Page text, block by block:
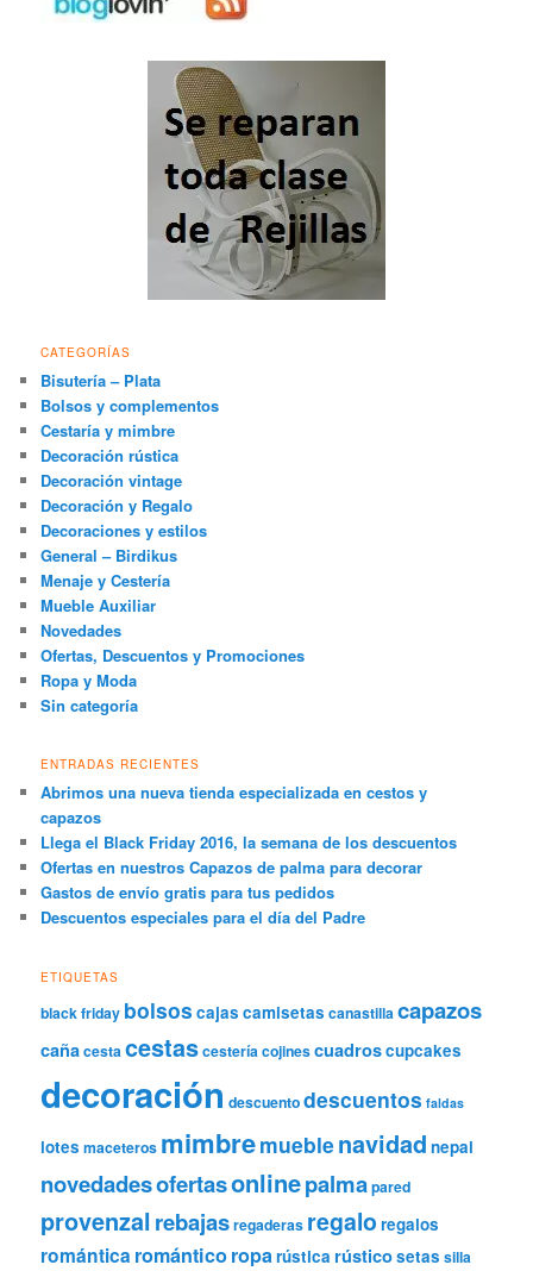
CATEGORÍAS
Bisutería – Plata
Bolsos y complementos
Cestaría y mimbre
Decoración rústica
Decoración vintage
Decoración y Regalo
Decoraciones y estilos
General – Birdikus
Menaje y Cestería
Mueble Auxiliar
Novedades
Ofertas, Descuentos y Promociones
Ropa y Moda
Sin categoría
ENTRADAS RECIENTES
Abrimos una nueva tienda especializada en cestos y
capazos
Llega el Black Friday 2016, la semana de los descuentos
Ofertas en nuestros Capazos de palma para decorar
Gastos de envío gratis para tus pedidos
Descuentos especiales para el día del Padre
ETIQUETAS
black friday bolsos cajas camisetas canastillacapazos
cañacestacestascesteríacojinescuadroscupcakes
decoración descuentodescuentos faldas
lotes maceteros mimbremueblenavidad nepal
novedadesofertasonlinepalmapared
provenzalrebajasregaderas regalo regalos
romántica románticoroparústica rústicosetas silla